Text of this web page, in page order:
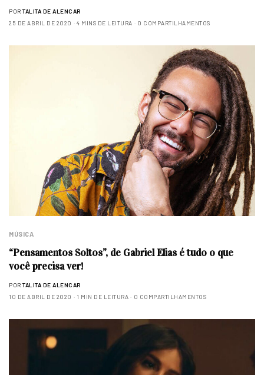
POR TALITA DE ALENCAR
25 DE ABRIL DE 2020
4 MINS DE LEITURA 0 COMPARTILHAMENTOS
MÚSICA
“Pensamentos Soltos”, de Gabriel Elias é tudo o que
você precisa ver!
POR TALITA DE ALENCAR
10 DE ABRIL DE 2020
1 MIN DE LEITURA 0 COMPARTILHAMENTOS